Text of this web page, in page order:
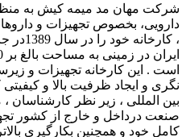
شرکت مهان مد میمه کیش به
دارویی، بخصوص تجهیزات و
،
است . این کارخانه تجهیزات و
نگری و ایجاد ظرفیت بالا و کیفیتی
بین المللی ، زیر نظر
صنعت درداخل و خارج از کشور
کامل خود و همچنین بکارگیری